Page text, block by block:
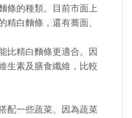
條的種類。目前市面上
精白麵條，還有蕎面、
比精白麵條更適合。因
生素及膳食纖維，比較
配一些蔬菜。因為蔬菜